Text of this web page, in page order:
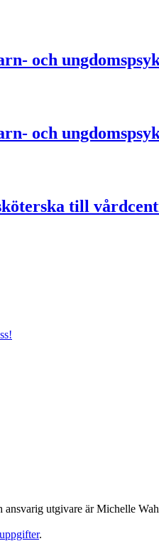
och
och
till
ansvarig utgivare är Michelle
.